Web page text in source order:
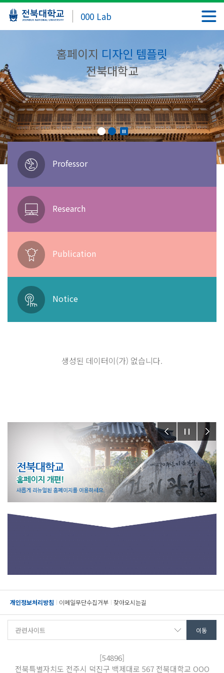
000 Lab
홈페이지 디자인 템플릿
전북대학교
Professor
Research
Publication
Notice
생성된 데이터이(가) 없습니다.
개인정보처리방침 이메일무단수집거부 찾아오시는길
[54896]
전북특별자치도 전주시 덕진구 백제대로 567 전북대학교 OOO